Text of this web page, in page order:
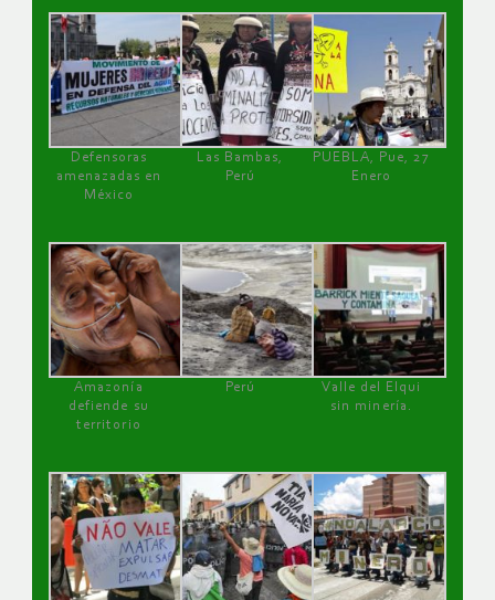
Defensoras
amenazadas en
México
Las Bambas,
Perú
PUEBLA, Pue, 27
Enero
Amazonía
defiende su
territorio
Perú
Valle del Elqui
sin minería.